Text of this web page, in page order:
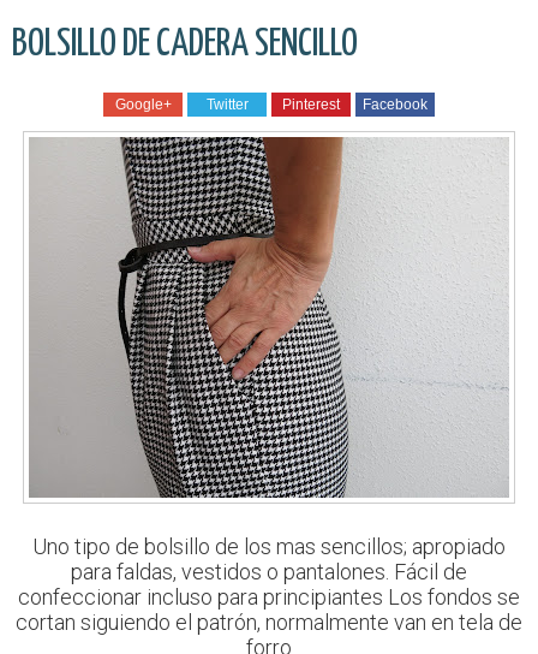
BOLSILLO DE CADERA SENCILLO
Google+ Twitter Pinterest Facebook
Uno tipo de bolsillo de los mas sencillos; apropiado
para faldas, vestidos o pantalones. Fácil de
confeccionar incluso para principiantes Los fondos se
cortan siguiendo el patrón, normalmente van en tela de
forro